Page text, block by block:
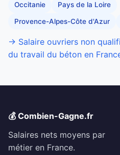
Occitanie Pays de la Loire
Provence-Alpes-Côte d'Azur
→ Salaire ouvriers non
du travail du béton en
💰 Combien-Gagne.fr
Salaires nets moyens par
métier en France.